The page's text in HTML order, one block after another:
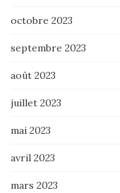
octobre 2023
septembre 2023
août 2023
juillet 2023
mai 2023
avril 2023
mars 2023